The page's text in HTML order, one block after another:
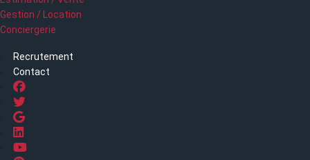
Gestion / Location
Conciergerie
Recrutement
Contact